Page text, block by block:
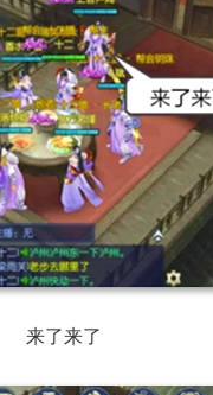
来了来了